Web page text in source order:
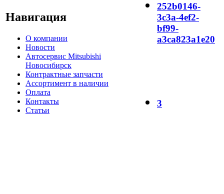
Навигация
О компании
Новости
Автосервис Mitsubishi
Новосибирск
Контрактные запчасти
Ассортимент в наличии
Оплата
Контакты
Статьи
252b0146-
3c3a-4ef2-
bf99-
a3ca823a1e20
3